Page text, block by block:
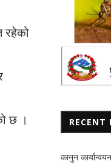
रहेको
छ ।
RECENT
कानुन